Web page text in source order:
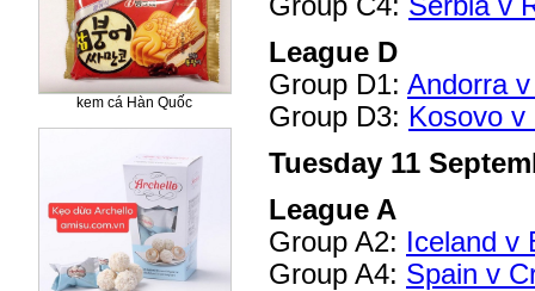
kem cá Hàn Quốc
League D
Group D1: Andorra
Group D3: Kosovo v
Tuesday 11
League A
Group A2: Iceland v
Group A4: Spain v